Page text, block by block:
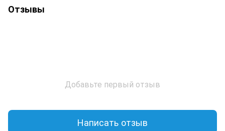
Отзывы
Добавьте первый отзыв
Написать отзыв